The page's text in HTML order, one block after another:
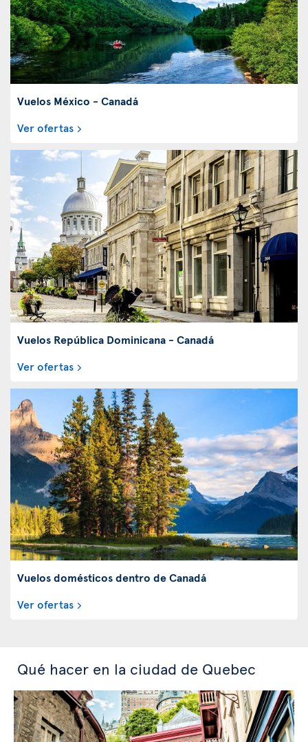
Vuelos México - Canadá
Ver ofertas
Vuelos República Dominicana - Canadá
Ver ofertas
Vuelos domésticos dentro de Canadá
Ver ofertas
Qué hacer en la ciudad de Quebec